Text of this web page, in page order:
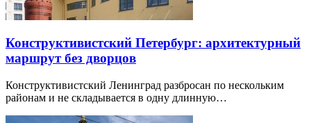
Конструктивистский Петербург: архитектурный
маршрут без дворцов
Конструктивистский Ленинград разбросан по нескольким
районам и не складывается в одну длинную…